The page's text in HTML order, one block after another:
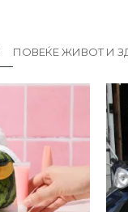
ПОВЕЌЕ ЖИВОТ И